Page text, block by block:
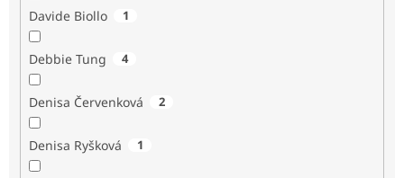
Davide Biollo 1
Debbie Tung 4
Denisa Červenková 2
Denisa Ryšková 1